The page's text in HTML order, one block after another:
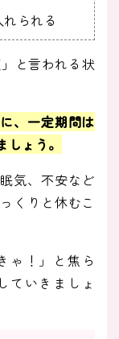
られる
と言われる状
、一定期間は
ょう。
気、不安など
くりと休むこ
ゃ！」と焦ら
ていきましょ